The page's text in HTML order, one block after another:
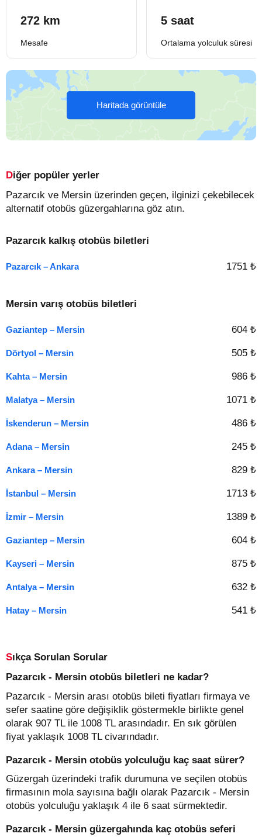
272 km
Mesafe
5 saat
Ortalama yolculuk süresi
Haritada görüntüle
Diğer popüler yerler
Pazarcık ve Mersin üzerinden geçen, ilginizi çekebilecek
alternatif otobüs güzergahlarına göz atın.
Pazarcık kalkış otobüs biletleri
Pazarcık – Ankara 1751 ₺
Mersin varış otobüs biletleri
Gaziantep – Mersin 604 ₺
Dörtyol – Mersin 505 ₺
Kahta – Mersin 986 ₺
Malatya – Mersin 1071 ₺
İskenderun – Mersin 486 ₺
Adana – Mersin 245 ₺
Ankara – Mersin 829 ₺
İstanbul – Mersin 1713 ₺
İzmir – Mersin 1389 ₺
Gaziantep – Mersin 604 ₺
Kayseri – Mersin 875 ₺
Antalya – Mersin 632 ₺
Hatay – Mersin 541 ₺
Sıkça Sorulan Sorular
Pazarcık - Mersin otobüs biletleri ne kadar?
Pazarcık - Mersin arası otobüs bileti fiyatları firmaya ve
sefer saatine göre değişiklik göstermekle birlikte genel
olarak 907 TL ile 1008 TL arasındadır. En sık görülen
fiyat yaklaşık 1008 TL civarındadır.
Pazarcık - Mersin otobüs yolculuğu kaç saat sürer?
Güzergah üzerindeki trafik durumuna ve seçilen otobüs
firmasının mola sayısına bağlı olarak Pazarcık - Mersin
otobüs yolculuğu yaklaşık 4 ile 6 saat sürmektedir.
Pazarcık - Mersin güzergahında kaç otobüs seferi